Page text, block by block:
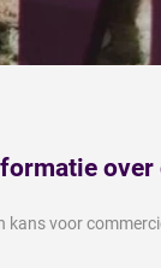
over
kans voor